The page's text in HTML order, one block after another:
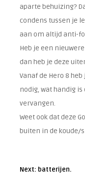
aparte behuizing?
condens tussen je
aan om altijd anti-
Heb je een
dan heb je deze
Vanaf de Hero 8
nodig, wat handig
vervangen.
Weet ook dat deze
buiten in de koude/
Next: batterijen.